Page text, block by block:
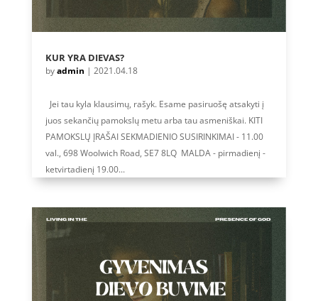
KUR YRA DIEVAS?
byadmin | 2021.04.18
Jei tau kyla klausimų, rašyk. Esame pasiruošę atsakyti į
juos sekančių pamokslų metu arba tau asmeniškai. KITI
PAMOKSLŲ ĮRAŠAI SEKMADIENIO SUSIRINKIMAI - 11.00
val., 698 Woolwich Road, SE7 8LQ MALDA - pirmadienį -
ketvirtadienį 19.00...